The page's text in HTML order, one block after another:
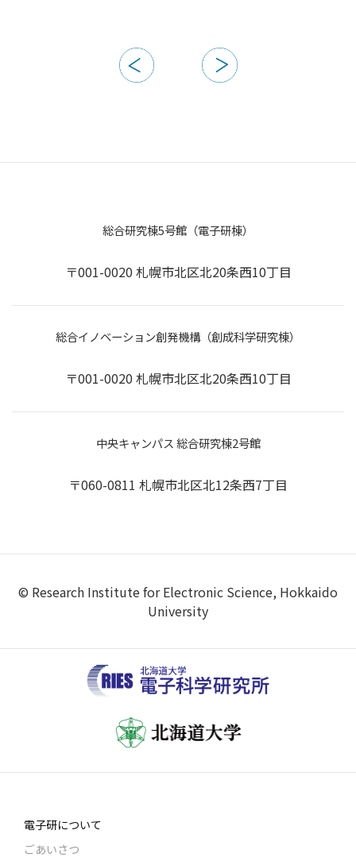
総合研究棟5号館（電子研棟）
〒001-0020 札幌市北区北20条西10丁目
総合イノベーション創発機構（創成科学研究棟）
〒001-0020 札幌市北区北20条西10丁目
中央キャンパス 総合研究棟2号館
〒060-0811 札幌市北区北12条西7丁目
© Research Institute for Electronic Science, Hokkaido
University
電子研について
ごあいさつ